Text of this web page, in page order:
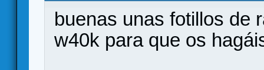
buenas unas fotillos de
w40k para que os